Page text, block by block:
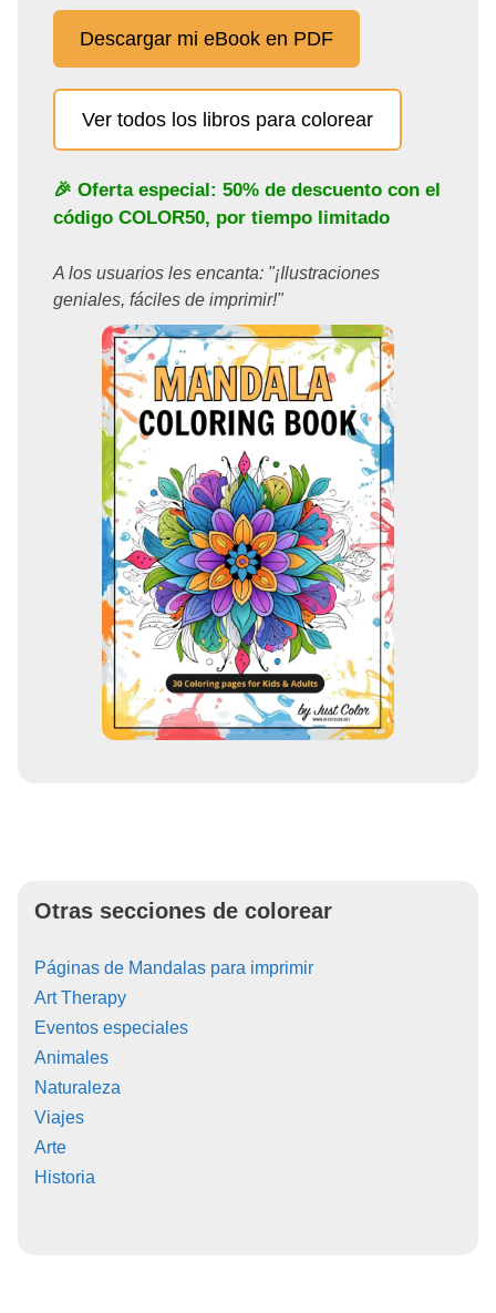
Descargar mi eBook en PDF
Ver todos los libros para colorear
🎉 Oferta especial: 50% de descuento con el
código COLOR50, por tiempo limitado
A los usuarios les encanta: "¡Ilustraciones
geniales, fáciles de imprimir!"
Otras secciones de colorear
Páginas de Mandalas para imprimir
Art Therapy
Eventos especiales
Animales
Naturaleza
Viajes
Arte
Historia